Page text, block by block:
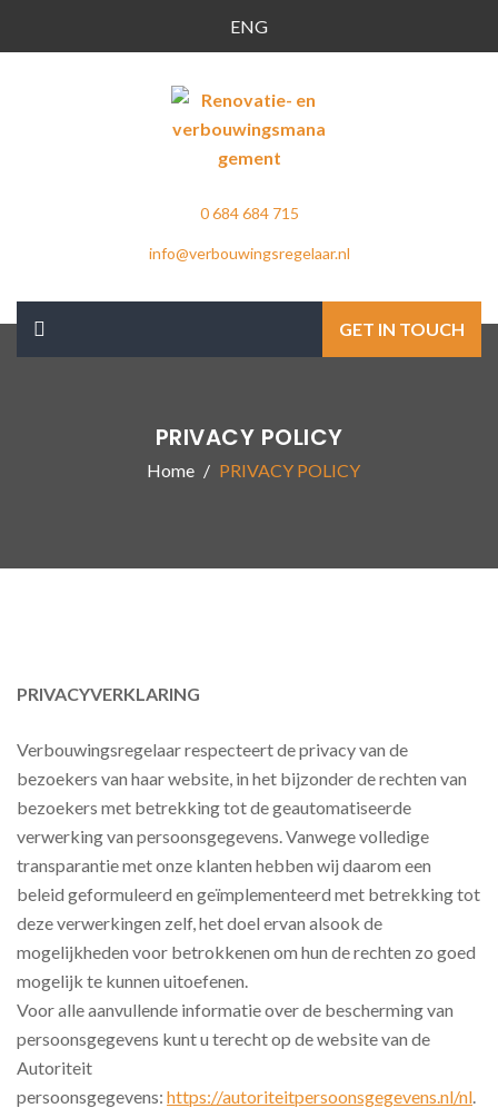
ENG
0 684 684 715
info@verbouwingsregelaar.nl
GET IN TOUCH
PRIVACY POLICY
Home PRIVACY POLICY
PRIVACYVERKLARING
Verbouwingsregelaar respecteert de privacy van de
bezoekers van haar website, in het bijzonder de rechten van
bezoekers met betrekking tot de geautomatiseerde
verwerking van persoonsgegevens. Vanwege volledige
transparantie met onze klanten hebben wij daarom een
beleid geformuleerd en geïmplementeerd met betrekking tot
deze verwerkingen zelf, het doel ervan alsook de
mogelijkheden voor betrokkenen om hun de rechten zo goed
mogelijk te kunnen uitoefenen.
Voor alle aanvullende informatie over de bescherming van
persoonsgegevens kunt u terecht op de website van de
Autoriteit
persoonsgegevens: https://autoriteitpersoonsgegevens.nl/nl.